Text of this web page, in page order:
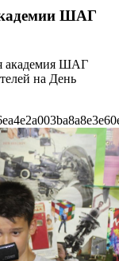
ШАГ
академия ШАГ
на День